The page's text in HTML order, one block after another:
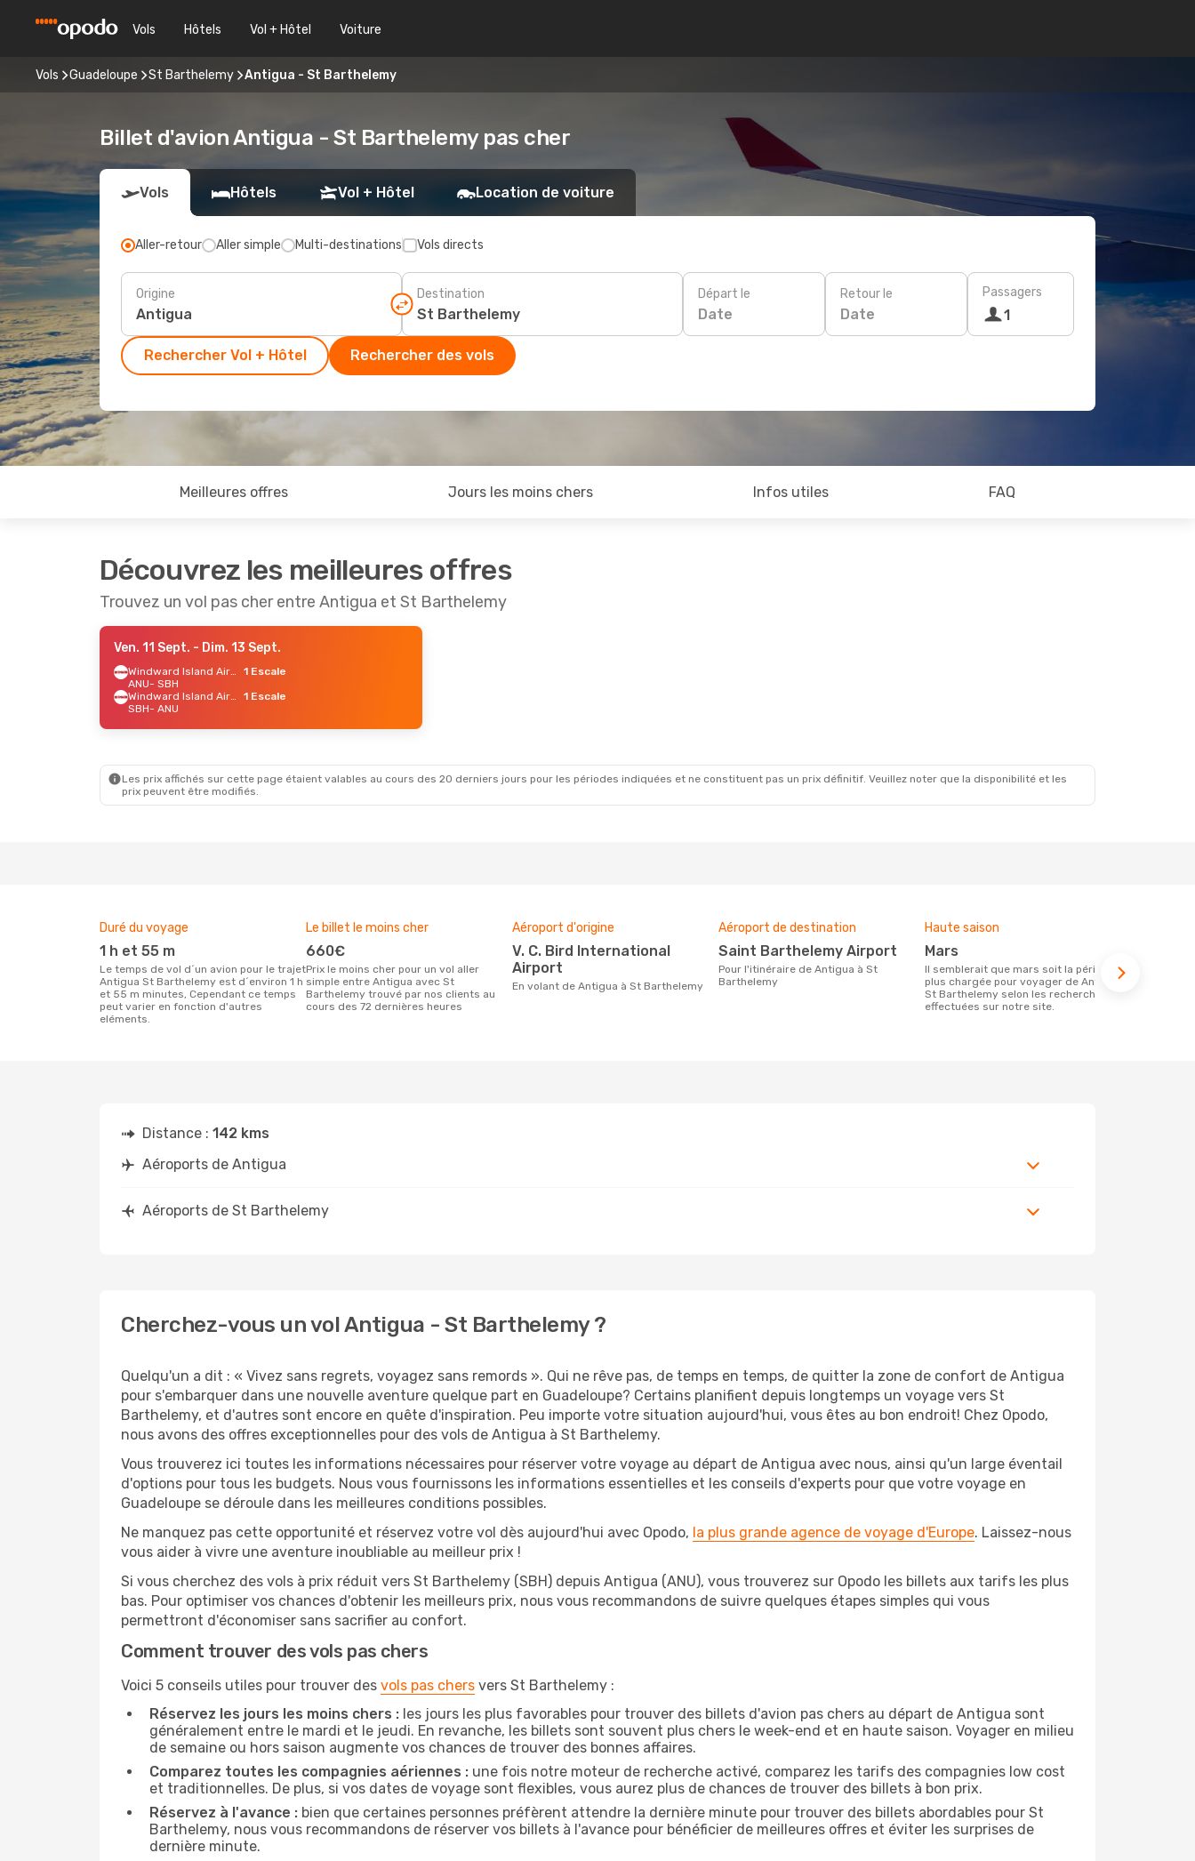
Vols Hôtels Vol + Hôtel Voiture
Vols Guadeloupe St Barthelemy Antigua - St Barthelemy
Billet d'avion Antigua - St Barthelemy pas cher
Vols Hôtels Vol + Hôtel Location de voiture
Aller-retour Aller simple Multi-destinations Vols directs
Origine Destination Départ le
Date
Retour le
Date
Passagers
1
Rechercher Vol + Hôtel Rechercher des vols
Meilleures offres Jours les moins chers Infos utiles FAQ
Découvrez les meilleures offres
Trouvez un vol pas cher entre Antigua et St Barthelemy
Ven. 11 Sept. - Dim. 13 Sept.
Windward Island Airways
1 Escale
ANU- SBH
Windward Island Airways
1 Escale
SBH- ANU
Les prix affichés sur cette page étaient valables au cours des 20 derniers jours pour les périodes indiquées et ne constituent pas un prix définitif. Veuillez noter que la disponibilité et les
prix peuvent être modifiés.
Duré du voyage
1 h et 55 m
Le temps de vol d´un avion pour le trajet
Antigua St Barthelemy est d´environ 1 h
et 55 m minutes, Cependant ce temps
peut varier en fonction d'autres
eléments.
Le billet le moins cher
660€
Prix le moins cher pour un vol aller
simple entre Antigua avec St
Barthelemy trouvé par nos clients au
cours des 72 dernières heures
Aéroport d'origine
V. C. Bird International
Airport
En volant de Antigua à St Barthelemy
Aéroport de destination
Saint Barthelemy Airport
Pour l'itinéraire de Antigua à St
Barthelemy
Haute saison
mars
Il semblerait que mars soit la période la
plus chargée pour voyager de Antigua à
St Barthelemy selon les recherches
effectuées sur notre site.
Distance : 142 kms
Aéroports de Antigua
Aéroports de St Barthelemy
Cherchez-vous un vol Antigua - St Barthelemy ?
Quelqu'un a dit : « Vivez sans regrets, voyagez sans remords ». Qui ne rêve pas, de temps en temps, de quitter la zone de confort de Antigua
pour s'embarquer dans une nouvelle aventure quelque part en Guadeloupe? Certains planifient depuis longtemps un voyage vers St
Barthelemy, et d'autres sont encore en quête d'inspiration. Peu importe votre situation aujourd'hui, vous êtes au bon endroit! Chez Opodo,
nous avons des offres exceptionnelles pour des vols de Antigua à St Barthelemy.
Vous trouverez ici toutes les informations nécessaires pour réserver votre voyage au départ de Antigua avec nous, ainsi qu'un large éventail
d'options pour tous les budgets. Nous vous fournissons les informations essentielles et les conseils d'experts pour que votre voyage en
Guadeloupe se déroule dans les meilleures conditions possibles.
Ne manquez pas cette opportunité et réservez votre vol dès aujourd'hui avec Opodo, la plus grande agence de voyage d'Europe. Laissez-nous
vous aider à vivre une aventure inoubliable au meilleur prix !
Si vous cherchez des vols à prix réduit vers St Barthelemy (SBH) depuis Antigua (ANU), vous trouverez sur Opodo les billets aux tarifs les plus
bas. Pour optimiser vos chances d'obtenir les meilleurs prix, nous vous recommandons de suivre quelques étapes simples qui vous
permettront d'économiser sans sacrifier au confort.
Comment trouver des vols pas chers
Voici 5 conseils utiles pour trouver des vols pas chers vers St Barthelemy :
Réservez les jours les moins chers : les jours les plus favorables pour trouver des billets d'avion pas chers au départ de Antigua sont
généralement entre le mardi et le jeudi. En revanche, les billets sont souvent plus chers le week-end et en haute saison. Voyager en milieu
de semaine ou hors saison augmente vos chances de trouver des bonnes affaires.
Comparez toutes les compagnies aériennes : une fois notre moteur de recherche activé, comparez les tarifs des compagnies low cost
et traditionnelles. De plus, si vos dates de voyage sont flexibles, vous aurez plus de chances de trouver des billets à bon prix.
Réservez à l'avance : bien que certaines personnes préfèrent attendre la dernière minute pour trouver des billets abordables pour St
Barthelemy, nous vous recommandons de réserver vos billets à l'avance pour bénéficier de meilleures offres et éviter les surprises de
dernière minute.